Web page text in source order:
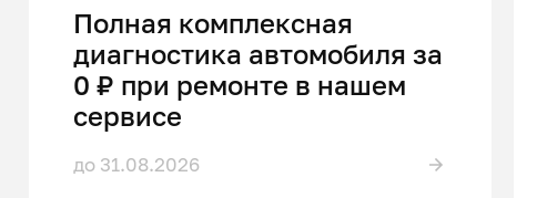
Полная комплексная
диагностика автомобиля за
0 ₽ при ремонте в нашем
сервисе
до 31.08.2026